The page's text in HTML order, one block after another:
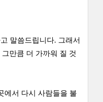
말씀드립니다. 그래서
만큼 더 가까워 질 것
에서 다시 사람들을 불